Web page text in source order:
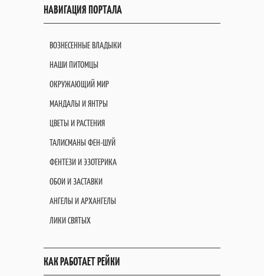
НАВИГАЦИЯ ПОРТАЛА
ВОЗНЕСЕННЫЕ ВЛАДЫКИ
НАШИ ПИТОМЦЫ
ОКРУЖАЮЩИЙ МИР
МАНДАЛЫ И ЯНТРЫ
ЦВЕТЫ И РАСТЕНИЯ
ТАЛИСМАНЫ ФЕН-ШУЙ
ФЕНТЕЗИ И ЭЗОТЕРИКА
ОБОИ И ЗАСТАВКИ
АНГЕЛЫ И АРХАНГЕЛЫ
ЛИКИ СВЯТЫХ
КАК РАБОТАЕТ РЕЙКИ